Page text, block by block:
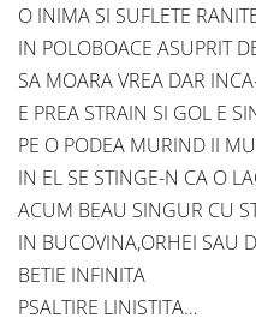
O INIMA SI SUFLETE
IN POLOBOACE ASUPRIT
SA MOARA VREA DAR
E PREA STRAIN SI GOL E
PE O PODEA MURIND II
IN EL SE STINGE-N CA O
ACUM BEAU SINGUR CU
IN BUCOVINA,ORHEI SAU
BETIE INFINITA
PSALTIRE LINISTITA…